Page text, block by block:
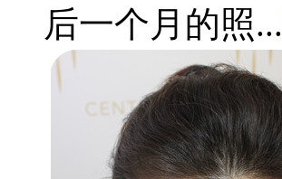
后一个月的照...